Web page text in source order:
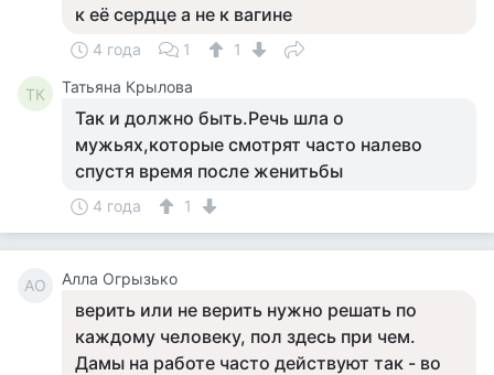
к её сердце а не к вагине
4 года 1 1
ТК Татьяна Крылова
Так и должно быть.Речь шла о
мужьях,которые смотрят часто налево
спустя время после женитьбы
4 года 1
АО Алла Огрызько
верить или не верить нужно решать по
каждому человеку, пол здесь при чем.
Дамы на работе часто действуют так - во